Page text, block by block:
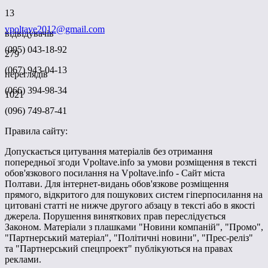
13
відвідувачів
279
переглядів
1021
vpoltave2012@gmail.com
(095) 043-18-92
(067) 943-04-13
(066) 394-98-34
(096) 749-87-41
Правила сайту:
Допускається цитування матеріалів без отримання
попередньої згоди Vpoltave.info за умови розміщення в тексті
обов'язкового посилання на Vpoltave.info - Сайт міста
Полтави. Для інтернет-видань обов'язкове розміщення
прямого, відкритого для пошукових систем гіперпосилання на
цитовані статті не нижче другого абзацу в тексті або в якості
джерела. Порушення виняткових прав переслідується
Законом. Матеріали з плашками "Новини компаній", "Промо",
"Партнерський матеріал", "Політичні новини", "Прес-реліз"
та "Партнерський спецпроект" публікуються на правах
реклами.